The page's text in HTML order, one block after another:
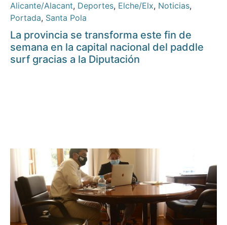
Alicante/Alacant, Deportes, Elche/Elx, Noticias,
Portada, Santa Pola
La provincia se transforma este fin de
semana en la capital nacional del paddle
surf gracias a la Diputación